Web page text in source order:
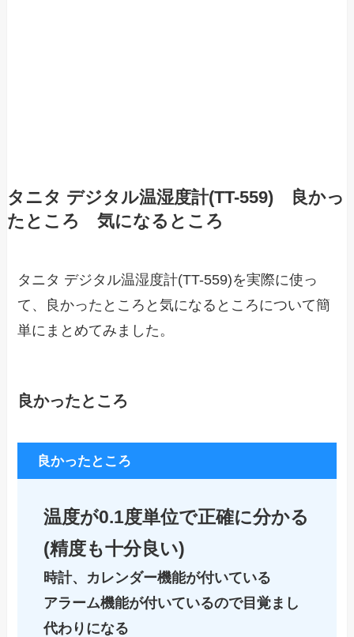
タニタ デジタル温湿度計(TT-559) 良かっ
たところ 気になるところ
タニタ デジタル温湿度計(TT-559)を実際に使っ
て、良かったところと気になるところについて簡
単にまとめてみました。
良かったところ
良かったところ
温度が0.1度単位で正確に分かる
(精度も十分良い)
時計、カレンダー機能が付いている
アラーム機能が付いているので目覚まし
代わりになる